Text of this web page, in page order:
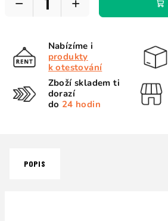
Nabízíme i
produkty
k otestování
Zboží skladem ti
dorazí
do 24 hodin
POPIS